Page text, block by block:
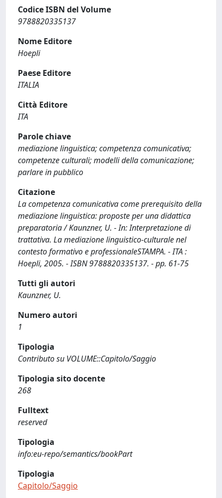
Codice ISBN del Volume
9788820335137
Nome Editore
Hoepli
Paese Editore
ITALIA
Città Editore
ITA
Parole chiave
mediazione linguistica; competenza comunicativa;
competenze culturali; modelli della comunicazione;
parlare in pubblico
Citazione
La competenza comunicativa come prerequisito della
mediazione linguistica: proposte per una didattica
preparatoria / Kaunzner, U. - In: Interpretazione di
trattativa. La mediazione linguistico-culturale nel
contesto formativo e professionaleSTAMPA. - ITA :
Hoepli, 2005. - ISBN 9788820335137. - pp. 61-75
Tutti gli autori
Kaunzner, U.
Numero autori
1
Tipologia
Contributo su VOLUME::Capitolo/Saggio
Tipologia sito docente
268
Fulltext
reserved
Tipologia
info:eu-repo/semantics/bookPart
Tipologia
Capitolo/Saggio